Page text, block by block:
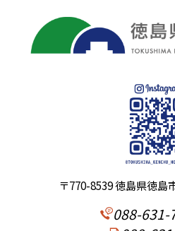
〒770-8539 徳島県徳島
088-631-